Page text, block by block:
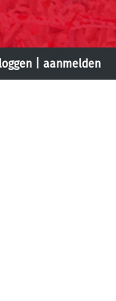
aanmelden